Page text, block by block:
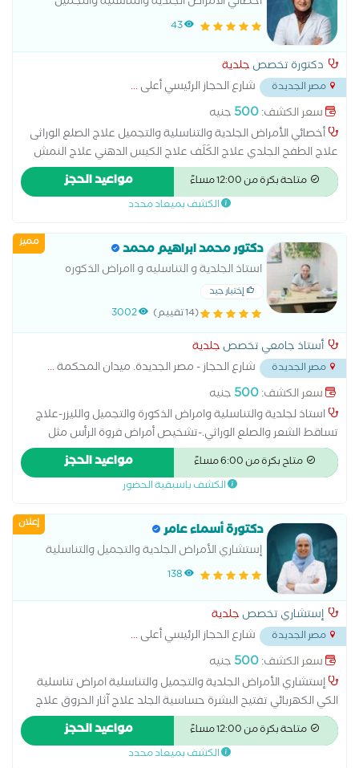
43
دكتورة تخصص جلدية
مصر الجديدة شارع الحجاز الرئيسي أعلى...
سعر الكشف:500 جنيه
أخصائي الأمراض الجلدية والتناسلية والتجميل علاج الصلع الوراثى
علاج الطفح الجلدي علاج الكَلَف علاج الكيس الدهني علاج النمش
علاج سقوط الشعر للسيدات علاج عين السمكة علاج فطريات
الاظافر عمل الغمازات امراض تناسلية الكي الكهربائي علاج آثار الحروق
متاحة بكرة من 12:00 مساءً مواعيد الحجز
الكشف بميعاد محدد
مميز دكتور محمد ابراهيم محمد
استاذ الجلدية و التناسليه و اامراض الذكوره
إختيار جيد
(14 تقييم) 3002
أستاذ جامعي تخصص جلدية
مصر الجديدة شارع الحجاز - مصر الجديدة. ميدان المحكمة...
سعر الكشف:500 جنيه
استاذ لجلدية والتناسلية وامراض الذكورة والتجميل والليزر-علاج
تساقط الشعر والصلع الوراثي.-تشخيص أمراض فروة الرأس مثل
القشرة والالتهابات.-تقديم خطط علاج دوائية أو تجميلية-العنايه
بالبشره والشعر -حقن الميزوثيرابي والبلازما-والخلايا الجذعية للشعر
والبشره-حقن الهالات السوداء بالبلازما والميزوثيرابي حقن الشفايف
الخراج ،ازاله الكيس الدهني ، ازاله الاظافر ،ازاله الزوائد الجلديه ، ازاله
السنط والثالول-والديرما بن
متاح بكرة من 6:00 مساءً مواعيد الحجز
الكشف باسبقية الحضور
إعلان دكتورة أسماء عامر
إستشاري الأمراض الجلدية والتجميل والتناسلية
138
إستشاري تخصص جلدية
مصر الجديدة شارع الحجاز الرئيسي أعلى...
سعر الكشف:500 جنيه
إستشاري الأمراض الجلدية والتجميل والتناسلية امراض تناسلية
الكي الكهربائي تفتيح البشرة حساسية الجلد علاج آثار الحروق علاج
الإكزيما علاج البشرة علاج التجاعيد علاج التصبغات الجلدية علاج
التينيا علاج الصدفية علاج الصلع علاج الصلع الوراثى علاج الطفح
الجلدي علاج الكَلَف علاج الكيس الدهني علاج النمش علاج سقوط
متاحة بكرة من 12:00 مساءً مواعيد الحجز
الكشف بميعاد محدد